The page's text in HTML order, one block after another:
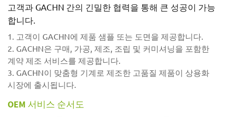
고객과 GACHN 간의 긴밀한 협력을 통해 큰 성공이 가능
합니다.
1. 고객이 GACHN에 제품 샘플 또는 도면을 제공합니다.
2. GACHN은 구매, 가공, 제조, 조립 및 커미셔닝을 포함한
계약 제조 서비스를 제공합니다.
3. GACHN이 맞춤형 기계로 제조한 고품질 제품이 상용화
시장에 출시됩니다.
OEM 서비스 순서도